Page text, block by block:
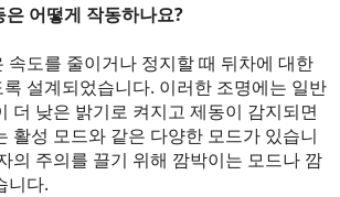
어떻게 작동하나요?
속도를 줄이거나 정지할 때 뒤차에 대한
설계되었습니다. 이러한 조명에는 일반
더 낮은 밝기로 켜지고 제동이 감지되면
활성 모드와 같은 다양한 모드가 있습니
의 주의를 끌기 위해 깜박이는 모드나 깜
니다.